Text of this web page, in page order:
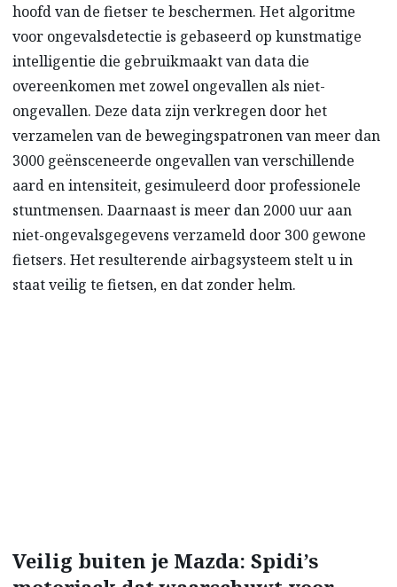
hoofd van de fietser te beschermen. Het algoritme
voor ongevalsdetectie is gebaseerd op kunstmatige
intelligentie die gebruikmaakt van data die
overeenkomen met zowel ongevallen als niet-
ongevallen. Deze data zijn verkregen door het
verzamelen van de bewegingspatronen van meer dan
3000 geënsceneerde ongevallen van verschillende
aard en intensiteit, gesimuleerd door professionele
stuntmensen. Daarnaast is meer dan 2000 uur aan
niet-ongevalsgegevens verzameld door 300 gewone
fietsers. Het resulterende airbagsysteem stelt u in
staat veilig te fietsen, en dat zonder helm.
Veilig buiten je Mazda: Spidi’s